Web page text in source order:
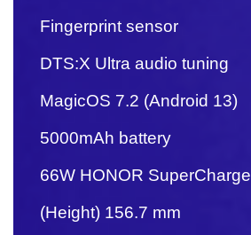
Fingerprint sensor
DTS:X Ultra audio tuning
MagicOS 7.2 (Android 13)
5000mAh battery
66W HONOR SuperCharge
(Height) 156.7 mm